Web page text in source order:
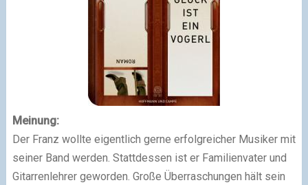
Meinung:
Der Franz wollte eigentlich gerne erfolgreicher Musiker mit
seiner Band werden. Stattdessen ist er Familienvater und
Gitarrenlehrer geworden. Große Überraschungen hält sein